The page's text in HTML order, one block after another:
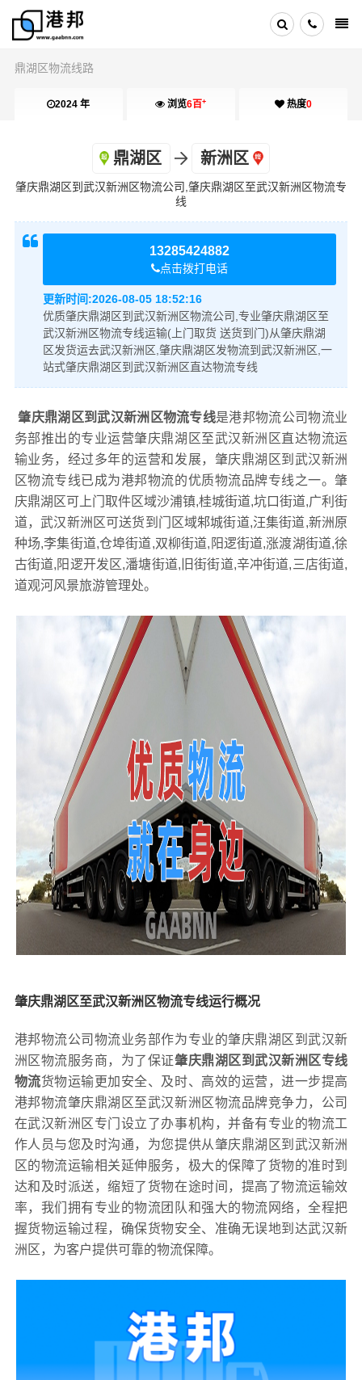
鼎湖区物流线路
2024 年 浏览6百+ 热度0
鼎湖区 新洲区
肇庆鼎湖区到武汉新洲区物流公司,肇庆鼎湖区至武汉新洲区物流专
线
13285424882
点击拨打电话
更新时间:2026-08-05 18:52:16
优质肇庆鼎湖区到武汉新洲区物流公司,专业肇庆鼎湖区至
武汉新洲区物流专线运输(上门取货 送货到门)从肇庆鼎湖
区发货运去武汉新洲区,肇庆鼎湖区发物流到武汉新洲区,一
站式肇庆鼎湖区到武汉新洲区直达物流专线
肇庆鼎湖区到武汉新洲区物流专线是港邦物流公司物流业
务部推出的专业运营肇庆鼎湖区至武汉新洲区直达物流运
输业务，经过多年的运营和发展，肇庆鼎湖区到武汉新洲
区物流专线已成为港邦物流的优质物流品牌专线之一。肇
庆鼎湖区可上门取件区域沙浦镇,桂城街道,坑口街道,广利街
道，武汉新洲区可送货到门区域邾城街道,汪集街道,新洲原
种场,李集街道,仓埠街道,双柳街道,阳逻街道,涨渡湖街道,徐
古街道,阳逻开发区,潘塘街道,旧街街道,辛冲街道,三店街道,
道观河风景旅游管理处。
肇庆鼎湖区至武汉新洲区物流专线运行概况
港邦物流公司物流业务部作为专业的肇庆鼎湖区到武汉新
洲区物流服务商，为了保证肇庆鼎湖区到武汉新洲区专线
物流货物运输更加安全、及时、高效的运营，进一步提高
港邦物流肇庆鼎湖区至武汉新洲区物流品牌竞争力，公司
在武汉新洲区专门设立了办事机构，并备有专业的物流工
作人员与您及时沟通，为您提供从肇庆鼎湖区到武汉新洲
区的物流运输相关延伸服务，极大的保障了货物的准时到
达和及时派送，缩短了货物在途时间，提高了物流运输效
率，我们拥有专业的物流团队和强大的物流网络，全程把
握货物运输过程，确保货物安全、准确无误地到达武汉新
洲区，为客户提供可靠的物流保障。